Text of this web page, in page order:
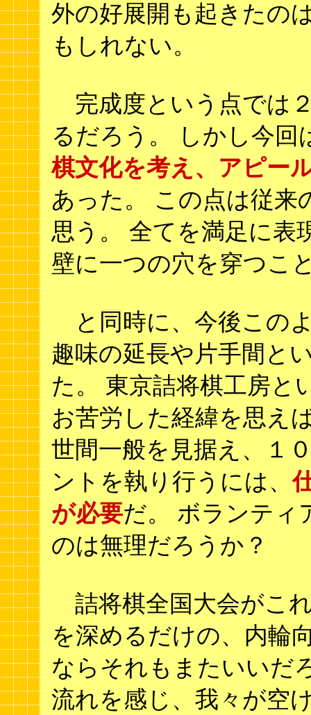
外の好展開も起きたの
もしれない。
完成度という点では
るだろう。 しかし今回
棋文化を考え、アピー
あった。 この点は従来
思う。 全てを満足に表
壁に一つの穴を穿つこ
と同時に、今後この
趣味の延長や片手間と
た。 東京詰将棋工房と
お苦労した経緯を思え
世間一般を見据え、１
ントを執り行うには、
が必要だ。 ボランティ
のは無理だろうか？
詰将棋全国大会がこ
を深めるだけの、内輪
ならそれもまたいいだ
流れを感じ、我々が空